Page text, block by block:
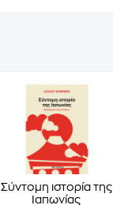
Σύντομη ιστορία της
Ιαπωνίας